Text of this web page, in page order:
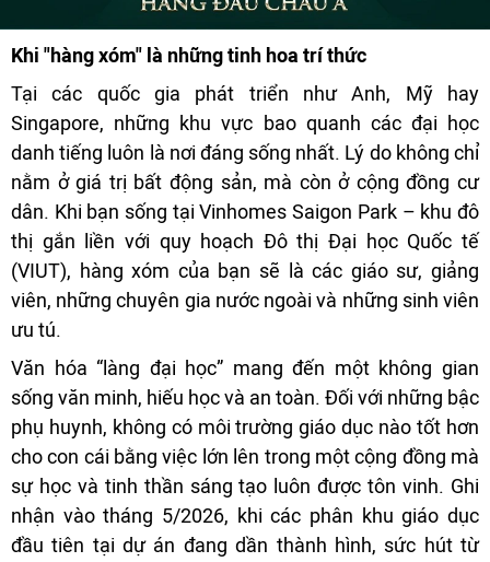
Khi "hàng xóm" là những tinh hoa trí thức
Tại các quốc gia phát triển như Anh, Mỹ hay
Singapore, những khu vực bao quanh các đại học
danh tiếng luôn là nơi đáng sống nhất. Lý do không chỉ
nằm ở giá trị bất động sản, mà còn ở cộng đồng cư
dân. Khi bạn sống tại Vinhomes Saigon Park – khu đô
thị gắn liền với quy hoạch Đô thị Đại học Quốc tế
(VIUT), hàng xóm của bạn sẽ là các giáo sư, giảng
viên, những chuyên gia nước ngoài và những sinh viên
ưu tú.
Văn hóa “làng đại học” mang đến một không gian
sống văn minh, hiếu học và an toàn. Đối với những bậc
phụ huynh, không có môi trường giáo dục nào tốt hơn
cho con cái bằng việc lớn lên trong một cộng đồng mà
sự học và tinh thần sáng tạo luôn được tôn vinh. Ghi
nhận vào tháng 5/2026, khi các phân khu giáo dục
đầu tiên tại dự án đang dần thành hình, sức hút từ